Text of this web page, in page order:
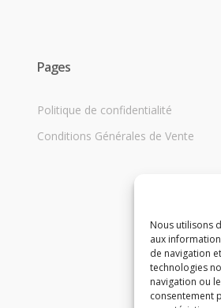
Nous utilisons
aux
de navigation
technologies
navigation ou
consentement
Pages
Politique de confidentialité
Conditions Générales de Vente